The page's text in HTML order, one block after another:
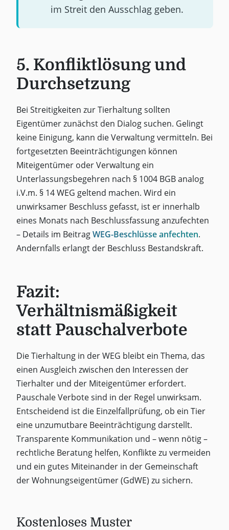
im Streit den Ausschlag geben.
5. Konfliktlösung und
Durchsetzung
Bei Streitigkeiten zur Tierhaltung sollten
Eigentümer zunächst den Dialog suchen. Gelingt
keine Einigung, kann die Verwaltung vermitteln. Bei
fortgesetzten Beeinträchtigungen können
Miteigentümer oder Verwaltung ein
Unterlassungsbegehren nach § 1004 BGB analog
i.V.m. § 14 WEG geltend machen. Wird ein
unwirksamer Beschluss gefasst, ist er innerhalb
eines Monats nach Beschlussfassung anzufechten
– Details im BeitragWEG-Beschlüsse anfechten.
Andernfalls erlangt der Beschluss Bestandskraft.
Fazit:
Verhältnismäßigkeit
statt Pauschalverbote
Die Tierhaltung in der WEG bleibt ein Thema, das
einen Ausgleich zwischen den Interessen der
Tierhalter und der Miteigentümer erfordert.
Pauschale Verbote sind in der Regel unwirksam.
Entscheidend ist die Einzelfallprüfung, ob ein Tier
eine unzumutbare Beeinträchtigung darstellt.
Transparente Kommunikation und – wenn nötig –
rechtliche Beratung helfen, Konflikte zu vermeiden
und ein gutes Miteinander in der Gemeinschaft
der Wohnungseigentümer (GdWE) zu sichern.
Kostenloses Muster